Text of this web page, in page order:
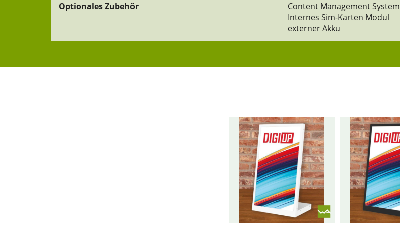
Optionales Zubehör
Content Management System
Internes Sim-Karten Modul
externer Akku